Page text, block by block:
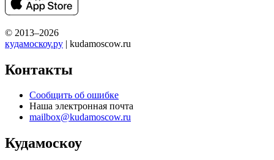
© 2013–2026
кудамоскоу.ру | kudamoscow.ru
Контакты
Сообщить об ошибке
Наша электронная почта
mailbox@kudamoscow.ru
Кудамоскоу